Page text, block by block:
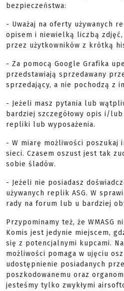
bezpieczeństwa:
- Uważaj na oferty używanych
opisem i niewielką liczbą zdjęć,
przez użytkowników z krótką
- Za pomocą Google Grafika
przedstawiają sprzedawany
sprzedający, a nie pochodzą z
- Jeżeli masz pytania lub
bardziej szczegółowy opis i/
repliki lub wyposażenia.
- W miarę możliwości poszukaj
sieci. Czasem oszust jest tak
sobie śladów.
- Jeżeli nie posiadasz
używanych replik ASG. W
rady na forum lub u bardziej
Przypominamy też, że WMASG
Komis jest jedynie miejscem,
się z potencjalnymi kupcami.
możliwości pomaga w ujęciu
udostępnienie posiadanych
poszkodowanemu oraz
jesteśmy tylko zwykłymi